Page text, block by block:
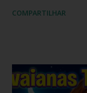
costumava ser um
2000, o famoso
revestido de tecido
COMPARTILHAR